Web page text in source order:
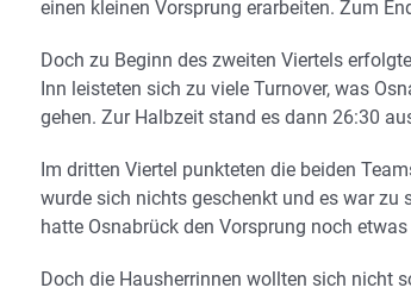
einen kleinen Vorsprung erarbeiten. Zum
Doch zu Beginn des zweiten Viertels
Inn leisteten sich zu viele Turnover, was
gehen. Zur Halbzeit stand es dann 26:30
Im dritten Viertel punkteten die beiden
wurde sich nichts geschenkt und es war zu
hatte Osnabrück den Vorsprung noch
Doch die Hausherrinnen wollten sich nicht